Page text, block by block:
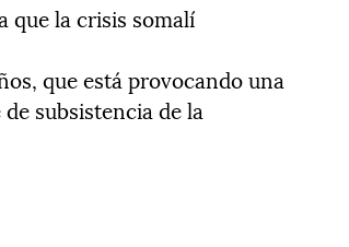
que la crisis somalí
que está provocando una
subsistencia de la